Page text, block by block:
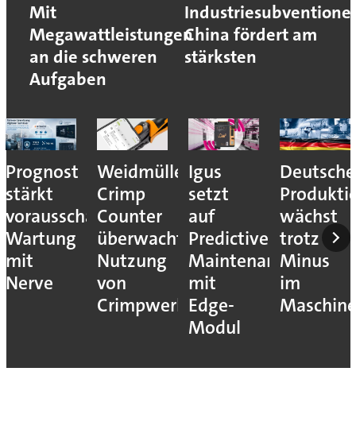
Mit
Megawattleistungen
an die schweren
Aufgaben
China fördert am
stärksten
Prognost
stärkt
vorausschauende
Wartung
mit
Nerve
Weidmüller:
Crimp
Counter
überwacht
Nutzung
von
Crimpwerkzeugen
Igus
setzt
auf
Predictive
Maintenance
mit
Edge-
Modul
Deutsche
wächst
trotz
Minus
im